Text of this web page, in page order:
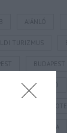
AJÁNLÓ
TURIZMUS
BUDAPEST
KÍNA